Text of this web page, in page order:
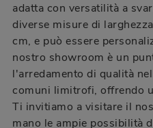
adatta con versatilità a
diverse misure di
cm, e può essere
nostro showroom è un
l'arredamento di qualità
comuni limitrofi, offrendo
Ti invitiamo a visitare il
mano le ampie possibilità